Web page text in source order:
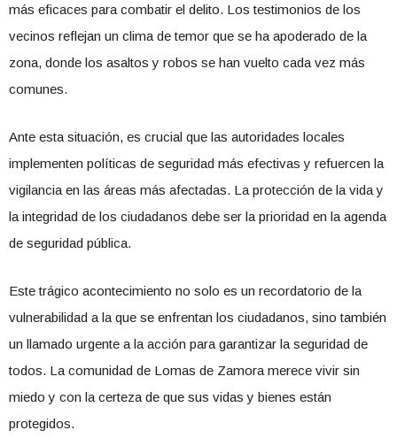
más eficaces para combatir el delito. Los testimonios de los
vecinos reflejan un clima de temor que se ha apoderado de la
zona, donde los asaltos y robos se han vuelto cada vez más
comunes.
Ante esta situación, es crucial que las autoridades locales
implementen políticas de seguridad más efectivas y refuercen la
vigilancia en las áreas más afectadas. La protección de la vida y
la integridad de los ciudadanos debe ser la prioridad en la agenda
de seguridad pública.
Este trágico acontecimiento no solo es un recordatorio de la
vulnerabilidad a la que se enfrentan los ciudadanos, sino también
un llamado urgente a la acción para garantizar la seguridad de
todos. La comunidad de Lomas de Zamora merece vivir sin
miedo y con la certeza de que sus vidas y bienes están
protegidos.